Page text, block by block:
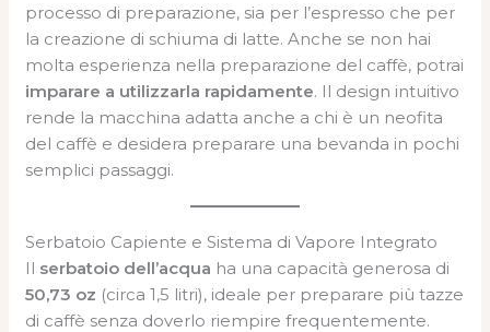
processo di preparazione, sia per l’espresso che per
la creazione di schiuma di latte. Anche se non hai
molta esperienza nella preparazione del caffè, potrai
imparare a utilizzarla rapidamente. Il design intuitivo
rende la macchina adatta anche a chi è un neofita
del caffè e desidera preparare una bevanda in pochi
semplici passaggi.
Serbatoio Capiente e Sistema di Vapore Integrato
Il serbatoio dell’acqua ha una capacità generosa di
50,73 oz (circa 1,5 litri), ideale per preparare più tazze
di caffè senza doverlo riempire frequentemente.